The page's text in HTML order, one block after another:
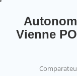
Vienne